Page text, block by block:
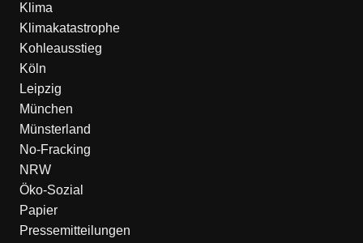
Klima
Klimakatastrophe
Kohleausstieg
Köln
Leipzig
München
Münsterland
No-Fracking
NRW
Öko-Sozial
Papier
Pressemitteilungen